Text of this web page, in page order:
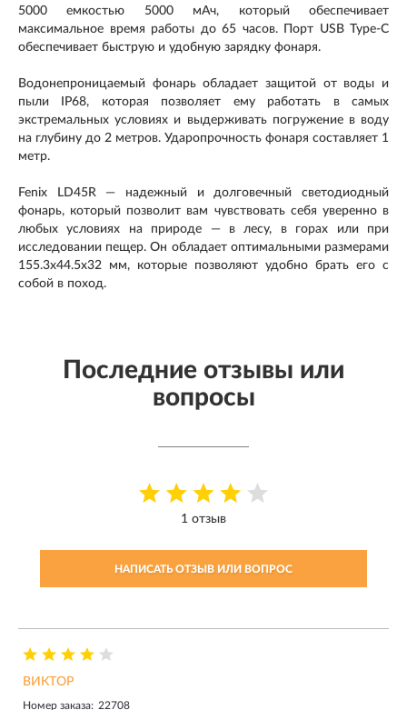
5000 емкостью 5000 мАч, который обеспечивает
максимальное время работы до 65 часов. Порт USB Type-C
обеспечивает быструю и удобную зарядку фонаря.
Водонепроницаемый фонарь обладает защитой от воды и
пыли IP68, которая позволяет ему работать в самых
экстремальных условиях и выдерживать погружение в воду
на глубину до 2 метров. Ударопрочность фонаря составляет 1
метр.
Fenix LD45R — надежный и долговечный светодиодный
фонарь, который позволит вам чувствовать себя уверенно в
любых условиях на природе — в лесу, в горах или при
исследовании пещер. Он обладает оптимальными размерами
155.3х44.5х32 мм, которые позволяют удобно брать его с
собой в поход.
Последние отзывы или
вопросы
1 отзыв
НАПИСАТЬ ОТЗЫВ ИЛИ ВОПРОС
ВИКТОР
Номер заказа: 22708